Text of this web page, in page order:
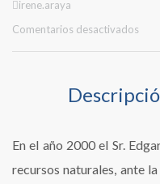
Author
irene.araya
Comentarios desactivadosen
Sur
En el año 2000 el Sr.
recursos naturales, ante